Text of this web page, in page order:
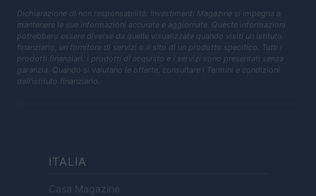
Dichiarazione di non responsabilità: Investimenti Magazine si impegna a
mantenere le sue informazioni accurate e aggiornate. Queste informazioni
potrebbero essere diverse da quelle visualizzate quando visiti un istituto
finanziario, un fornitore di servizi o il sito di un prodotto specifico. Tutti i
prodotti finanziari, i prodotti di acquisto e i servizi sono presentati senza
garanzia. Quando si valutano le offerte, consultare i Termini e condizioni
dell'istituto finanziario.
ITALIA
Casa Magazine